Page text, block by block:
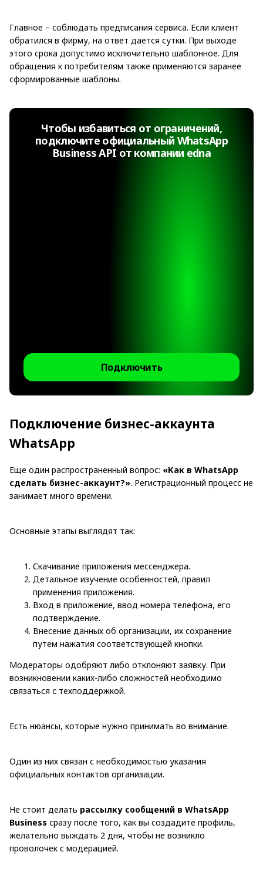
Главное – соблюдать предписания сервиса. Если клиент
обратился в фирму, на ответ дается сутки. При выходе
этого срока допустимо исключительно шаблонное. Для
обращения к потребителям также применяются заранее
сформированные шаблоны.
Чтобы избавиться от ограничений,
подключите официальный WhatsApp
Business API от компании edna
Подключить
Подключение бизнес-аккаунта
WhatsApp
Еще один распространенный вопрос: «Как в WhatsApp
сделать бизнес-аккаунт?». Регистрационный процесс не
занимает много времени.
Основные этапы выглядят так:
Скачивание приложения мессенджера.
Детальное изучение особенностей, правил
применения приложения.
Вход в приложение, ввод номера телефона, его
подтверждение.
Внесение данных об организации, их сохранение
путем нажатия соответствующей кнопки.
Модераторы одобряют либо отклоняют заявку. При
возникновении каких-либо сложностей необходимо
связаться с техподдержкой.
Есть нюансы, которые нужно принимать во внимание.
Один из них связан с необходимостью указания
официальных контактов организации.
Не стоит делать рассылку сообщений в WhatsApp
Business сразу после того, как вы создадите профиль,
желательно выждать 2 дня, чтобы не возникло
проволочек с модерацией.